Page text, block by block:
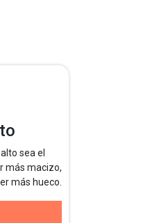
sea el
más macizo,
más hueco.